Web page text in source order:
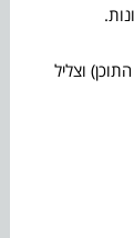
וצליל